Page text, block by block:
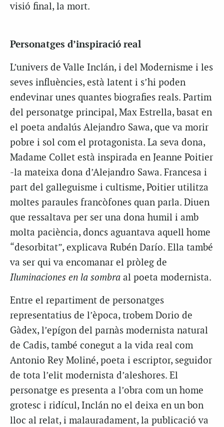
visió final, la mort.
Personatges d’inspiració real
L’univers de Valle Inclán, i del Modernisme i les
seves influències, està latent i s’hi poden
endevinar unes quantes biografies reals. Partim
del personatge principal, Max Estrella, basat en
el poeta andalús Alejandro Sawa, que va morir
pobre i sol com el protagonista. La seva dona,
Madame Collet està inspirada en Jeanne Poitier
-la mateixa dona d’Alejandro Sawa. Francesa i
part del galleguisme i cultisme, Poitier utilitza
moltes paraules francòfones quan parla. Diuen
que ressaltava per ser una dona humil i amb
molta paciència, doncs aguantava aquell home
“desorbitat”, explicava Rubén Darío. Ella també
va ser qui va encomanar el pròleg de
Iluminaciones en la sombra al poeta modernista.
Entre el repartiment de personatges
representatius de l’època, trobem Dorio de
Gàdex, l’epígon del parnàs modernista natural
de Cadis, també conegut a la vida real com
Antonio Rey Moliné, poeta i escriptor, seguidor
de tota l’elit modernista d’aleshores. El
personatge es presenta a l’obra com un home
grotesc i ridícul, Inclán no el deixa en un bon
lloc al relat, i malauradament, la publicació va